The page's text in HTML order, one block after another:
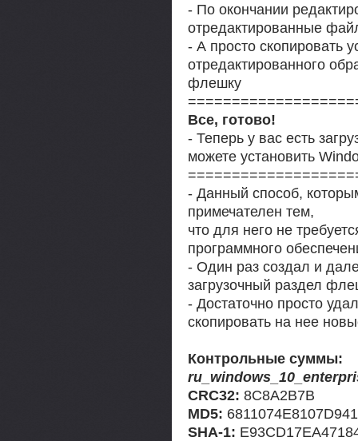
- По окончании
отредактированные
- А просто скопировать
отредактированного
флешку
Все, готово!
- Теперь у вас есть
можете установить
- Данный способ,
примечателен тем,
что для него не
программного
- Один раз создал и
загрузочный раздел
- Достаточно просто
скопировать на нее
Контрольные суммы:
CRC32: 8C8A2B7B
MD5:
SHA-1: